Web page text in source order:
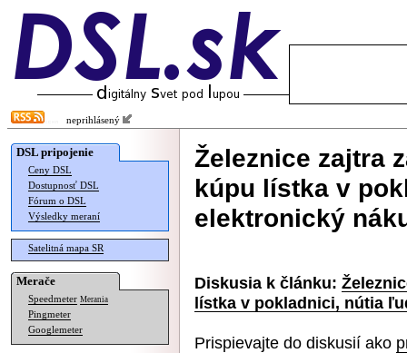
neprihlásený
DSL pripojenie
Ceny DSL
Dostupnosť DSL
Fórum o DSL
Výsledky meraní
Satelitná mapa SR
Merače
Speedmeter Merania
Pingmeter
Googlemeter
Železnice zajtra
kúpu lístka v
elektronický
Diskusia k článku:
lístka v pokladnici, nútia
Prispievajte do diskusií ako